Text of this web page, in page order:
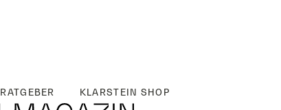
RATGEBER KLARSTEIN SHOP